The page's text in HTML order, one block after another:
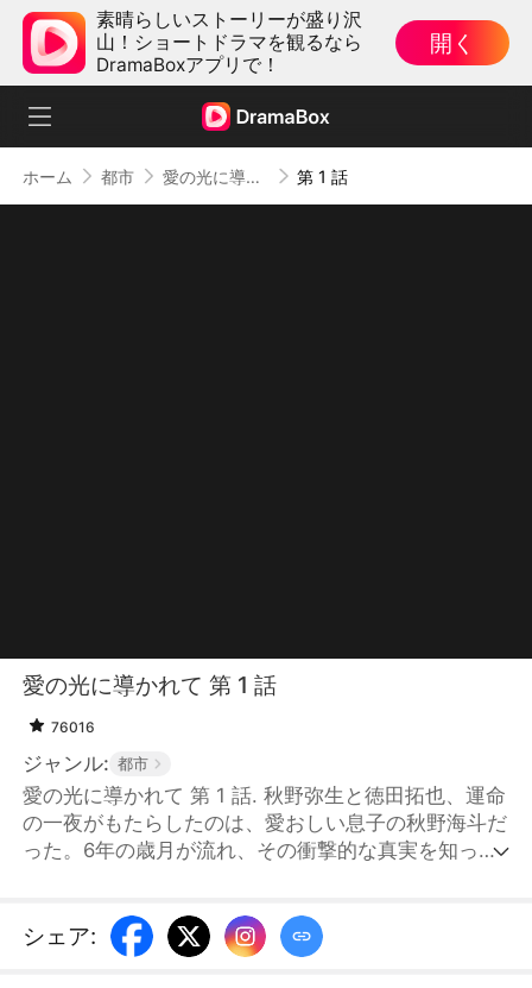
素晴らしいストーリーが盛り沢
山！ショートドラマを観るなら
DramaBoxアプリで！
開く
ホーム 都市 愛の光に導かれて 第 1 話
愛の光に導かれて 第 1 話
76016
ジャンル: 都市
愛の光に導かれて 第 1 話. 秋野弥生と徳田拓也、運命
の一夜がもたらしたのは、愛おしい息子の秋野海斗だ
った。6年の歳月が流れ、その衝撃的な真実を知った
燃やし始める。二人の間に再び芽生えた情熱は、やが
て強い絆へと変わる。海斗が徳田家に認められると、
シェア: